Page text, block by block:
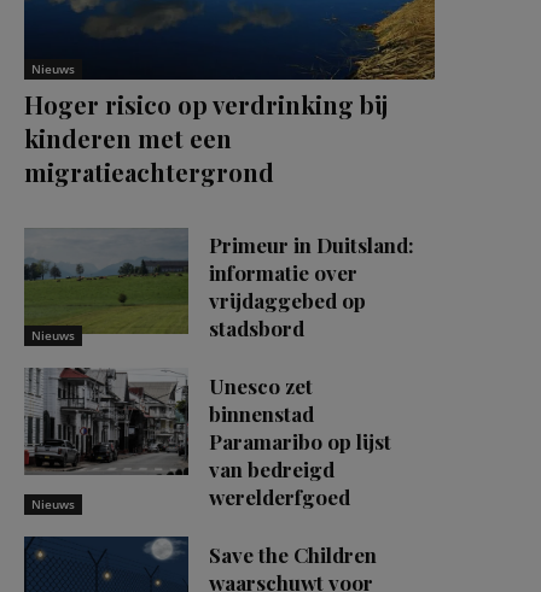
Nieuws
Hoger risico op verdrinking bij
kinderen met een
migratieachtergrond
Nieuws
Primeur in Duitsland:
informatie over
vrijdaggebed op
stadsbord
Nieuws
Unesco zet
binnenstad
Paramaribo op lijst
van bedreigd
werelderfgoed
Save the Children
waarschuwt voor